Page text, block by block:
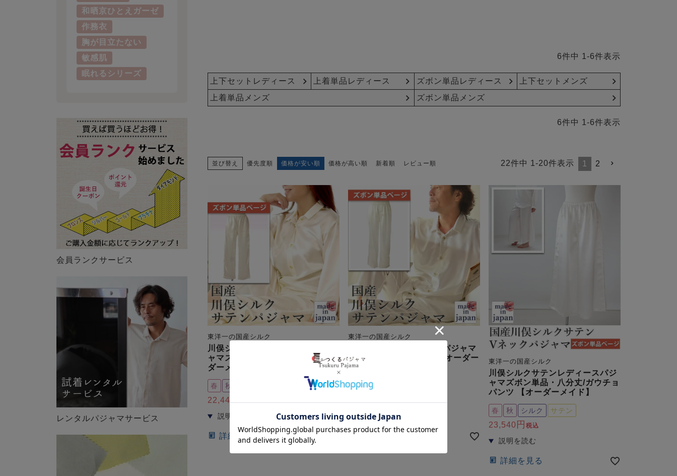
和晒京ひとえガーゼ
作務衣
胸が目立たない
敏感肌
眠れるシリーズ
会員ランクサービス
レンタルパジャマサービス
6件中 1 -6件表示
上下セットレディース 上着単品レディース ズボン単品レディース
上下セットメンズ
上着単品メンズ
ズボン単品メンズ
6件中 1 -6件表示
並び替え 優先度順 価格が安い順 価格が高い順 新着順 レビュー順 22件中 1 -20件表示 1 2
東洋一の国産シルク
川俣シルクサテンレディースパジ
ャマズボン単品・長ズボン 【オー
ダーメイド】
春 秋
22,440
詳細を見る
東洋一の国産シルク
川俣シルクサテンメンズパジャマ
ズボン単品・長ズボン 【オーダー
メイド】
春 秋
東洋一の国産シルク
川俣シルクサテンレディースパジ
ャマズボン単品・八分丈/ガウチョ
パンツ 【オーダーメイド】
春 秋 シルク サテン
23,540 税込
詳細を見る